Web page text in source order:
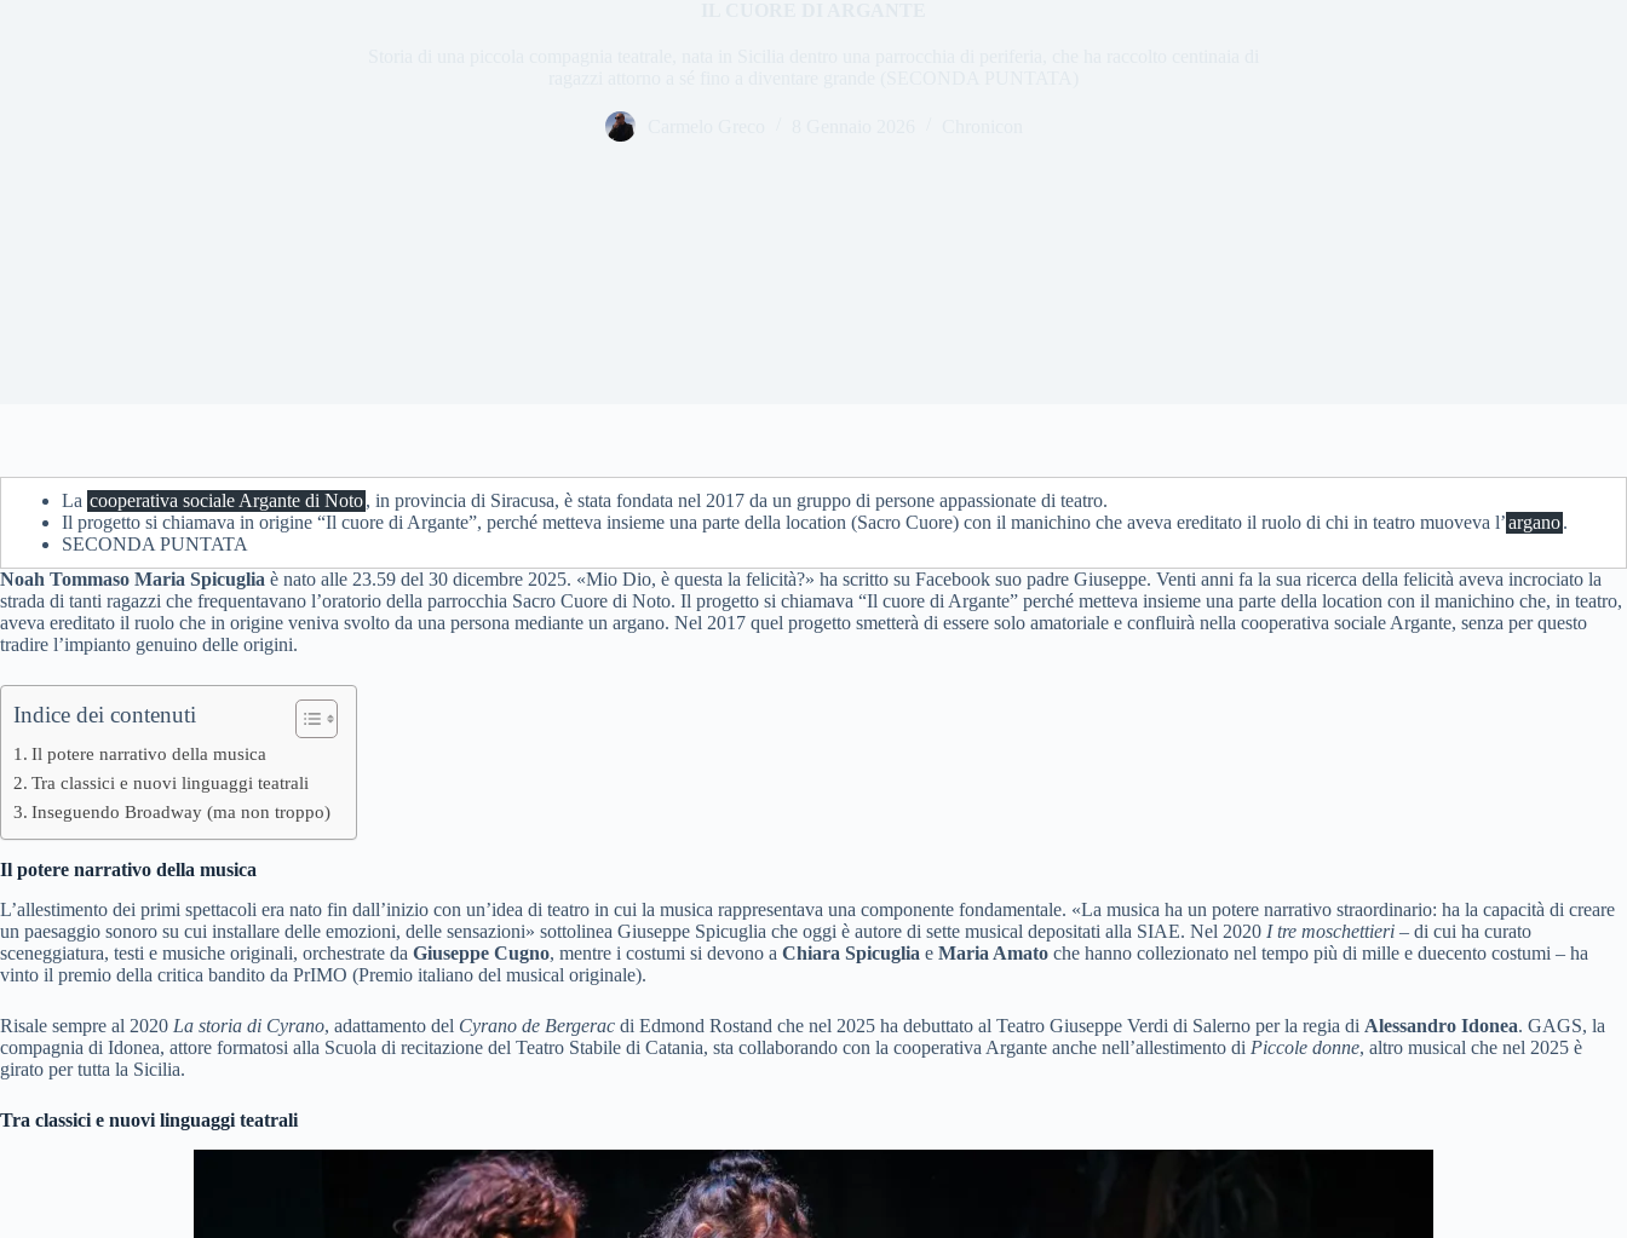
La cooperativa sociale Argante di Noto, in provincia di Siracusa, è stata fondata nel 2017 da un gruppo di persone appassionate di teatro.
Il progetto si chiamava in origine “Il cuore di Argante”, perché metteva insieme una parte della location (Sacro Cuore) con il manichino che aveva ereditato il ruolo di chi in teatro muoveva l’argano.
SECONDA PUNTATA
Noah Tommaso Maria Spicuglia è nato alle 23.59 del 30 dicembre 2025. «Mio Dio, è questa la felicità?» ha scritto su Facebook suo padre Giuseppe. Venti anni fa la sua ricerca della felicità aveva incrociato la
strada di tanti ragazzi che frequentavano l’oratorio della parrocchia Sacro Cuore di Noto. Il progetto si chiamava “Il cuore di Argante” perché metteva insieme una parte della location con il manichino che, in teatro,
aveva ereditato il ruolo che in origine veniva svolto da una persona mediante un argano. Nel 2017 quel progetto smetterà di essere solo amatoriale e confluirà nella cooperativa sociale Argante, senza per questo
tradire l’impianto genuino delle origini.
Indice dei contenuti
Il potere narrativo della musica
Tra classici e nuovi linguaggi teatrali
Inseguendo Broadway (ma non troppo)
Il potere narrativo della musica
L’allestimento dei primi spettacoli era nato fin dall’inizio con un’idea di teatro in cui la musica rappresentava una componente fondamentale. «La musica ha un potere narrativo straordinario: ha la capacità di creare
un paesaggio sonoro su cui installare delle emozioni, delle sensazioni» sottolinea Giuseppe Spicuglia che oggi è autore di sette musical depositati alla SIAE. Nel 2020 I tre moschettieri – di cui ha curato
sceneggiatura, testi e musiche originali, orchestrate da Giuseppe Cugno, mentre i costumi si devono a Chiara Spicuglia e Maria Amato che hanno collezionato nel tempo più di mille e duecento costumi – ha
vinto il premio della critica bandito da PrIMO (Premio italiano del musical originale).
Risale sempre al 2020 La storia di Cyrano, adattamento del Cyrano de Bergerac di Edmond Rostand che nel 2025 ha debuttato al Teatro Giuseppe Verdi di Salerno per la regia di Alessandro Idonea. GAGS, la
compagnia di Idonea, attore formatosi alla Scuola di recitazione del Teatro Stabile di Catania, sta collaborando con la cooperativa Argante anche nell’allestimento di Piccole donne, altro musical che nel 2025 è
girato per tutta la Sicilia.
Tra classici e nuovi linguaggi teatrali